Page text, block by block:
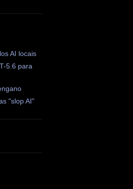
AI locais
5.6 para
"slop AI"